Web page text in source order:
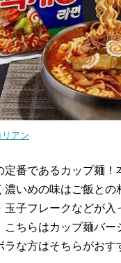
アン
定番であるカップ麺！
濃いめの味はご飯との
玉子フレークなどが入
こちらはカップ麺バー
な方はそちらがおす